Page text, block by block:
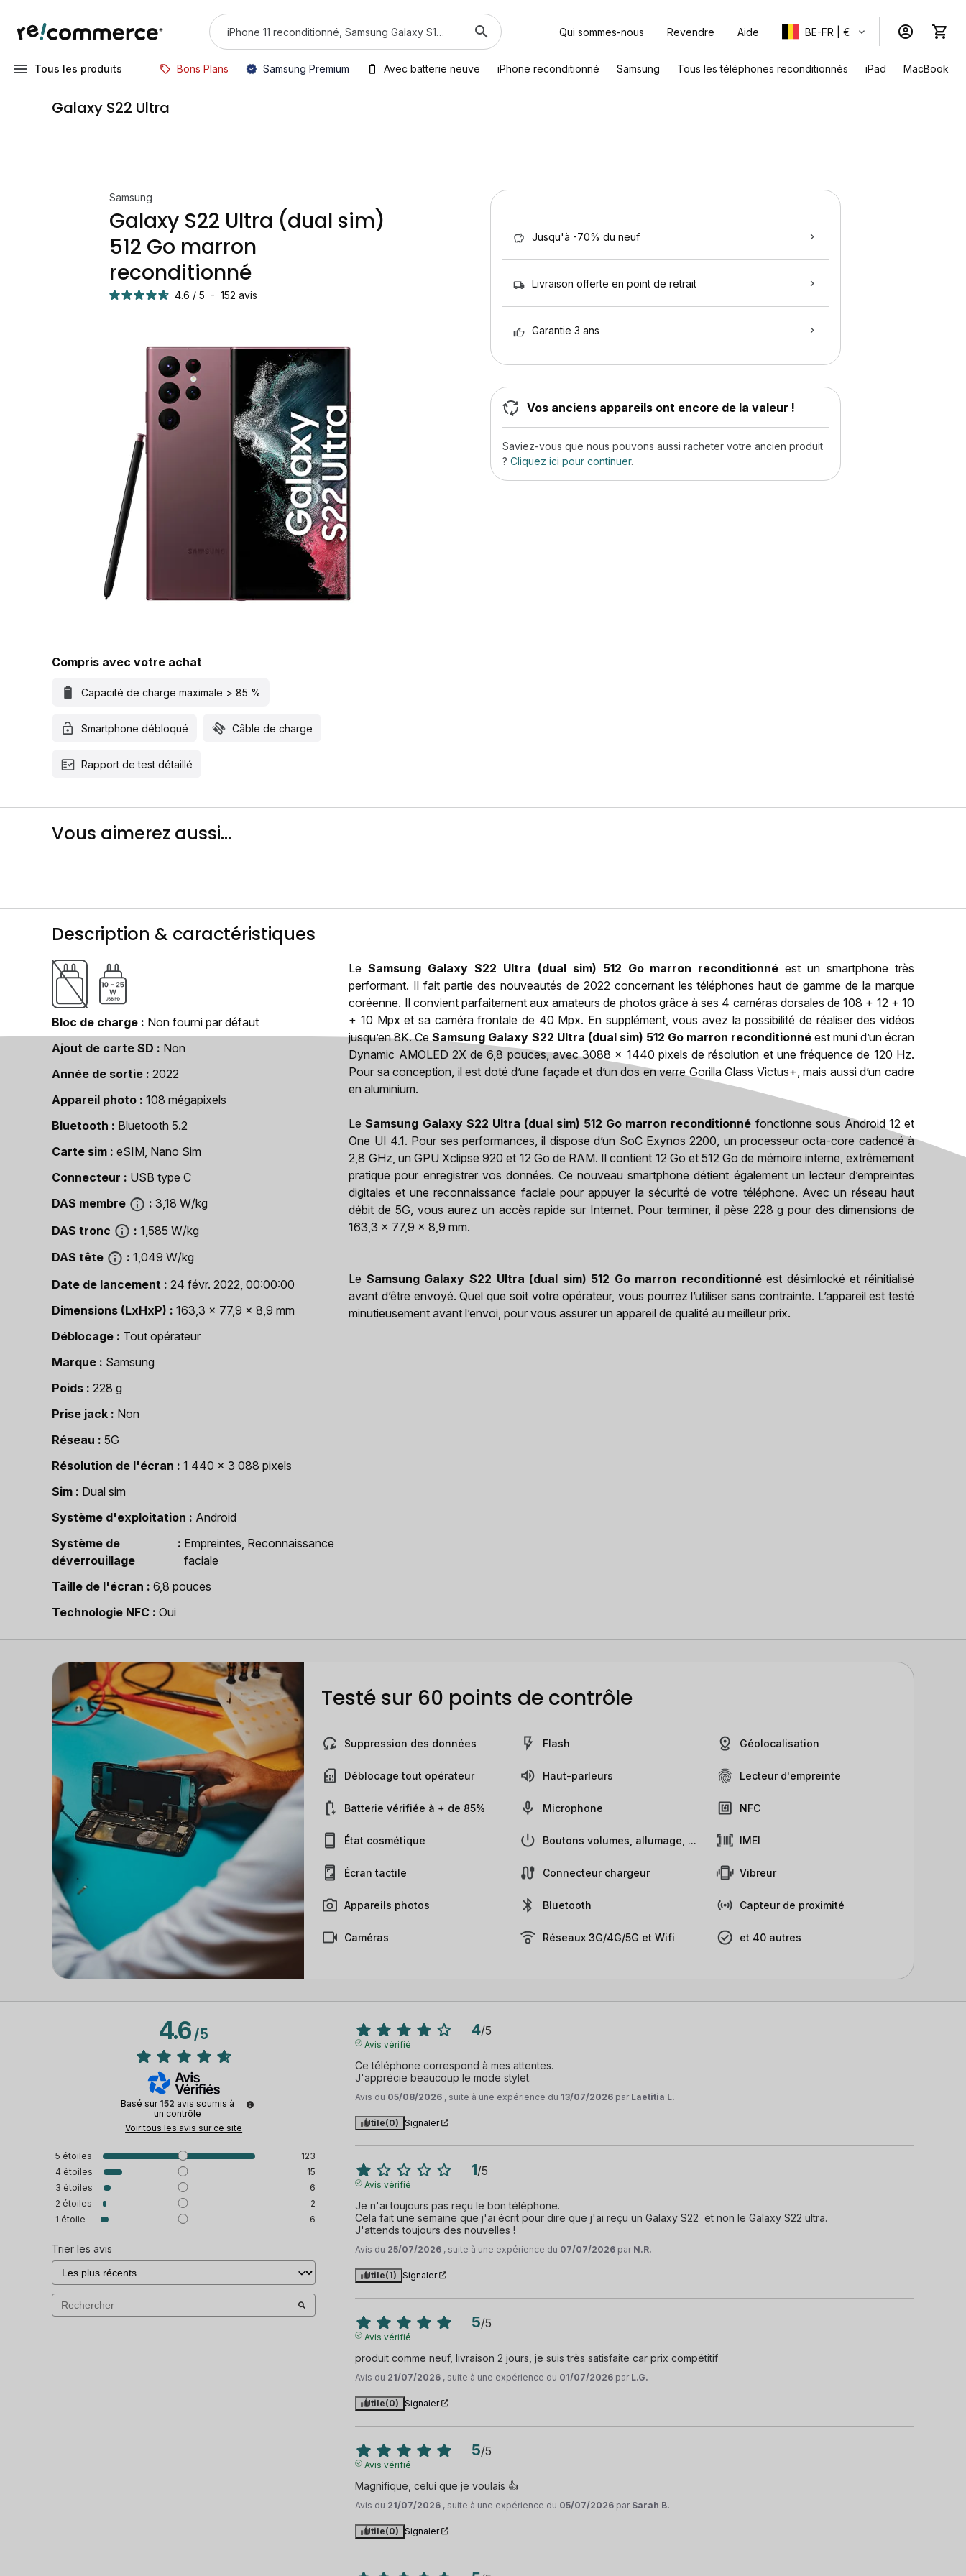
Qui sommes-nous Revendre Aide BE-FR | €
Tous les produits Bons Plans Samsung Premium Avec batterie neuve iPhone reconditionné Samsung Tous les téléphones reconditionnés iPad MacBook
Galaxy S22 Ultra
Samsung
Galaxy S22 Ultra (dual sim)
512 Go marron
reconditionné
4.6 / 5 - 152 avis
Compris avec votre achat
Capacité de charge maximale > 85 %
Smartphone débloqué Câble de charge
Rapport de test détaillé
Jusqu'à -70% du neuf
Livraison offerte en point de retrait
Garantie 3 ans
Vos anciens appareils ont encore de la valeur !
Saviez-vous que nous pouvons aussi racheter votre ancien produit
? Cliquez ici pour continuer.
Vous aimerez aussi...
Description & caractéristiques
Bloc de charge
Non fourni par défaut
Ajout de carte SD
Non
Année de sortie
2022
Appareil photo
108 mégapixels
Bluetooth
Bluetooth 5.2
Carte sim
eSIM, Nano Sim
Connecteur
USB type C
DAS membre
3,18 W/kg
DAS tronc
1,585 W/kg
DAS tête
1,049 W/kg
Date de lancement
24 févr. 2022, 00:00:00
Dimensions (LxHxP)
163,3 x 77,9 x 8,9 mm
Déblocage
Tout opérateur
Marque
Samsung
Poids
228 g
Prise jack
Non
Réseau
5G
Résolution de l'écran
1 440 x 3 088 pixels
Sim
Dual sim
Système d'exploitation
Android
Système de
déverrouillage
Empreintes, Reconnaissance
faciale
Taille de l'écran
6,8 pouces
Technologie NFC
Oui
LeSamsung Galaxy S22 Ultra (dual sim) 512 Go marron reconditionné est un smartphone très
performant. Il fait partie des nouveautés de 2022 concernant les téléphones haut de gamme de la marque
coréenne. Il convient parfaitement aux amateurs de photos grâce à ses 4 caméras dorsales de 108 + 12 + 10
+ 10 Mpx et sa caméra frontale de 40 Mpx. En supplément, vous avez la possibilité de réaliser des vidéos
jusqu’en 8K. CeSamsung Galaxy S22 Ultra (dual sim) 512 Go marron reconditionnéest muni d’un écran
Dynamic AMOLED 2X de 6,8 pouces, avec 3088 x 1440 pixels de résolution et une fréquence de 120 Hz.
Pour sa conception, il est doté d’une façade et d’un dos en verre Gorilla Glass Victus+, mais aussi d’un cadre
en aluminium.
LeSamsung Galaxy S22 Ultra (dual sim) 512 Go marron reconditionné fonctionne sous Android 12 et
One UI 4.1. Pour ses performances, il dispose d’un SoC Exynos 2200, un processeur octa-core cadencé à
2,8 GHz, un GPU Xclipse 920 et 12 Go de RAM. Il contient 12 Go et 512 Go de mémoire interne, extrêmement
pratique pour enregistrer vos données. Ce nouveau smartphone détient également un lecteur d’empreintes
digitales et une reconnaissance faciale pour appuyer la sécurité de votre téléphone. Avec un réseau haut
débit de 5G, vous aurez un accès rapide sur Internet. Pour terminer, il pèse 228 g pour des dimensions de
163,3 x 77,9 x 8,9 mm.
Le Samsung Galaxy S22 Ultra (dual sim) 512 Go marron reconditionnéest désimlocké et réinitialisé
avant d’être envoyé. Quel que soit votre opérateur, vous pourrez l’utiliser sans contrainte. L’appareil est testé
minutieusement avant l’envoi, pour vous assurer un appareil de qualité au meilleur prix.
Testé sur 60 points de contrôle
Suppression des données
Déblocage tout opérateur
Batterie vérifiée à + de 85%
État cosmétique
Écran tactile
Appareils photos
Caméras
Flash
Haut-parleurs
Microphone
Boutons volumes, allumage, ...
Connecteur chargeur
Bluetooth
Réseaux 3G/4G/5G et Wifi
Géolocalisation
Lecteur d'empreinte
NFC
IMEI
Vibreur
Capteur de proximité
et 40 autres
4.6/5
Basé sur 152 avis soumis à
un contrôle
Voir tous les avis sur ce site
5 étoiles
123
4 étoiles
15
3 étoiles
6
2 étoiles
2
1 étoile 6
Trier les avis
4/5
Avis vérifié
Ce téléphone correspond à mes attentes.
J'apprécie beaucoup le mode stylet.
Avis du 05/08/2026 , suite à une expérience du 13/07/2026 par Laetitia L.
Utile(0) Signaler
1/5
Avis vérifié
Je n'ai toujours pas reçu le bon téléphone.
Cela fait une semaine que j'ai écrit pour dire que j'ai reçu un Galaxy S22  et non le Galaxy S22 ultra.
J'attends toujours des nouvelles !
Avis du 25/07/2026 , suite à une expérience du 07/07/2026 par N.R.
Utile(1) Signaler
5/5
Avis vérifié
produit comme neuf, livraison 2 jours, je suis très satisfaite car prix compétitif
Avis du 21/07/2026 , suite à une expérience du 01/07/2026 par L.G.
Utile(0) Signaler
5/5
Avis vérifié
Magnifique, celui que je voulais 👍
Avis du 21/07/2026 , suite à une expérience du 05/07/2026 par Sarah B.
Utile(0) Signaler